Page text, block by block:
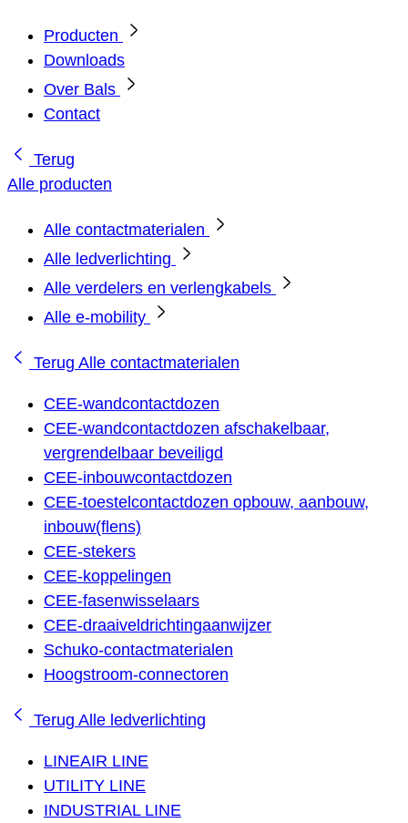
Producten
Downloads
Over Bals
Contact
Terug
Alle producten
Alle contactmaterialen
Alle ledverlichting
Alle verdelers en verlengkabels
Alle e-mobility
Terug Alle contactmaterialen
CEE-wandcontactdozen
CEE-wandcontactdozen afschakelbaar,
vergrendelbaar beveiligd
CEE-inbouwcontactdozen
CEE-toestelcontactdozen opbouw, aanbouw,
inbouw(flens)
CEE-stekers
CEE-koppelingen
CEE-fasenwisselaars
CEE-draaiveldrichtingaanwijzer
Schuko-contactmaterialen
Hoogstroom-connectoren
Terug Alle ledverlichting
LINEAIR LINE
UTILITY LINE
INDUSTRIAL LINE